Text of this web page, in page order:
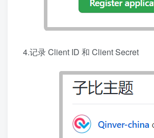
4.记录 Client ID 和 Client Secret